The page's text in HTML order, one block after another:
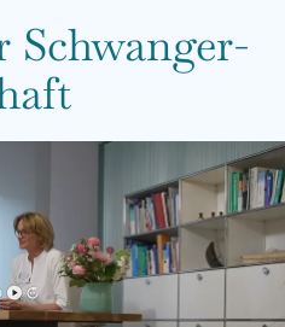
Schwanger­